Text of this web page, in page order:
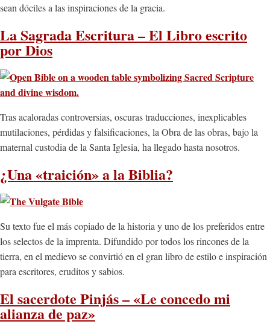
sean dóciles a las inspiraciones de la gracia.
La Sagrada Escritura – El Libro escrito
por Dios
Tras acaloradas controversias, oscuras traducciones, inexplicables
mutilaciones, pérdidas y falsificaciones, la Obra de las obras, bajo la
maternal custodia de la Santa Iglesia, ha llegado hasta nosotros.
¿Una «traición» a la Biblia?
Su texto fue el más copiado de la historia y uno de los preferidos entre
los selectos de la imprenta. Difundido por todos los rincones de la
tierra, en el medievo se convirtió en el gran libro de estilo e inspiración
para escritores, eruditos y sabios.
El sacerdote Pinjás – «Le concedo mi
alianza de paz»